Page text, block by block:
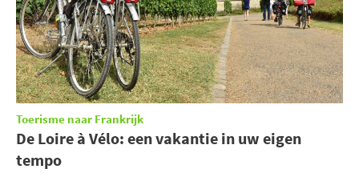
Toerisme naar Frankrijk
De Loire à Vélo: een vakantie in uw eigen
tempo